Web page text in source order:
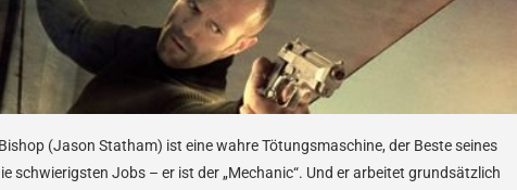
(Jason Statham) ist eine wahre Tötungsmaschine, der Beste seines
schwierigsten Jobs – er ist der „Mechanic“. Und er arbeitet grundsätzlich